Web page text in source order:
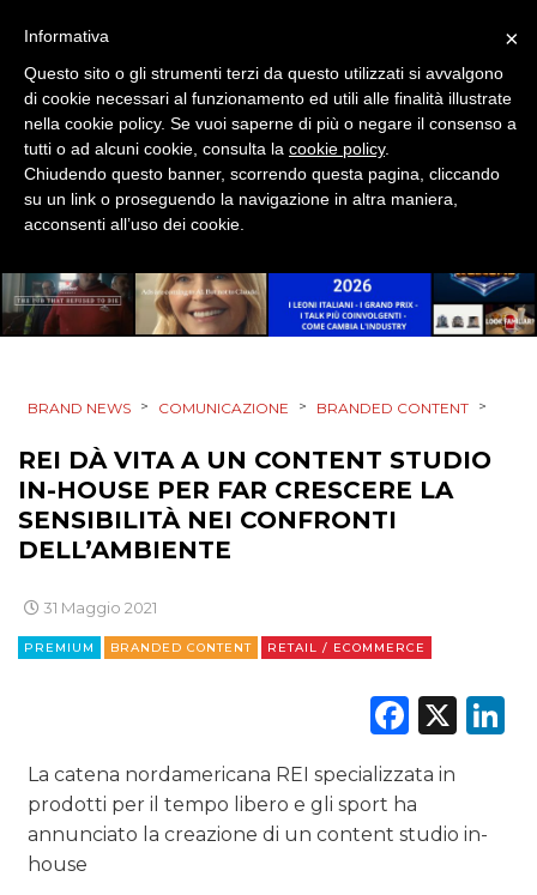
MOBILE
PROMOZIONI
PRODOTTI
PUNTI VENDITA
CSR
CINEMA
EDITORIA
BRAND NEWS > COMUNICAZIONE > BRANDED CONTENT >
REI DÀ VITA A UN CONTENT STUDIO
IN-HOUSE PER FAR CRESCERE LA
SENSIBILITÀ NEI CONFRONTI
DELL’AMBIENTE
31 Maggio 2021
PREMIUM BRANDED CONTENT RETAIL / ECOMMERCE
X
La catena nordamericana REI specializzata in
prodotti per il tempo libero e gli sport ha
annunciato la creazione di un content studio in-
house
×
Informativa
Questo sito o gli strumenti terzi da questo utilizzati si avvalgono
di cookie necessari al funzionamento ed utili alle finalità illustrate
nella cookie policy. Se vuoi saperne di più o negare il consenso a
tutti o ad alcuni cookie, consulta la cookie policy.
Chiudendo questo banner, scorrendo questa pagina, cliccando
su un link o proseguendo la navigazione in altra maniera,
acconsenti all’uso dei cookie.